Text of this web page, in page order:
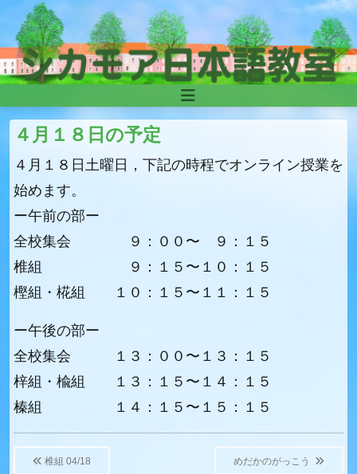
Skip to content
Main
Navigation
４月１８日の予定
４月１８日土曜日，下記の時程でオンライン授業を
始めます。
ー午前の部ー
全校集会 ９：００〜 ９：１５
椎組 ９：１５〜１０：１５
樫組・椛組 １０：１５〜１１：１５
ー午後の部ー
全校集会 １３：００〜１３：１５
梓組・楡組 １３：１５〜１４：１５
榛組 １４：１５〜１５：１５
Post
navigation
椎組 04/18 めだかのがっこう